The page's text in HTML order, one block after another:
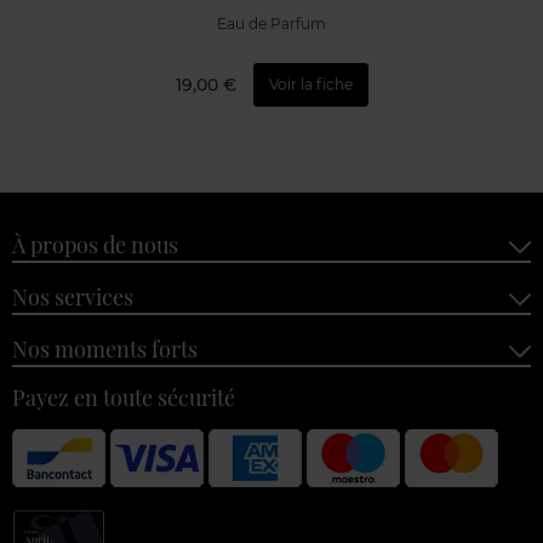
Eau de Parfum
19,00 € Voir la fiche
À propos de nous
Nos services
Nos moments forts
Payez en toute sécurité